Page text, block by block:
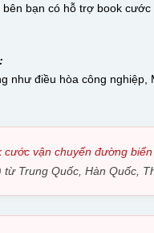
bên bạn có hỗ trợ book cước
như điều hòa công nghiệp,
cước vận chuyển đường biển
từ Trung Quốc, Hàn Quốc,